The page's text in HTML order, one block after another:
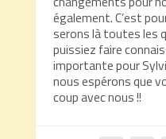
également. C’est
serons là toutes les
puissiez faire
importante pour
nous espérons que
coup avec nous !!